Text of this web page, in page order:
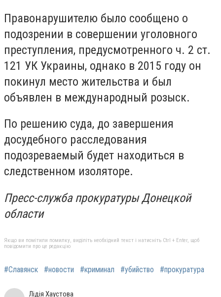
Правонарушителю было сообщено о
подозрении в совершении уголовного
преступления, предусмотренного ч. 2 ст.
121 УК Украины, однако в 2015 году он
покинул место жительства и был
объявлен в международный розыск.
По решению суда, до завершения
досудебного расследования
подозреваемый будет находиться в
следственном изоляторе.
Пресс-служба прокуратуры Донецкой
области
Якщо ви помітили помилку, виділіть необхідний текст і натисніть Ctrl + Enter, щоб
повідомити про це редакцію
#Славянск #новости #криминал #убийство #прокуратура
Лідія Хаустова